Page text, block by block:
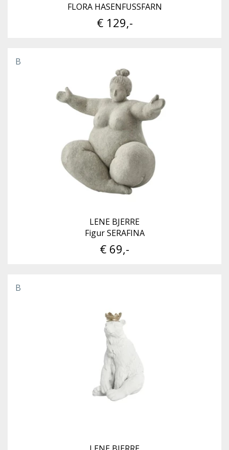
FLORA HASENFUSSFARN
€ 129,-
B
LENE BJERRE
Figur SERAFINA
€ 69,-
B